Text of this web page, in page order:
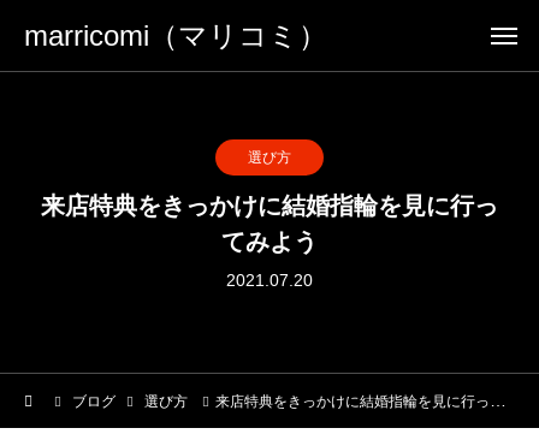
marricomi（マリコミ）
選び方
来店特典をきっかけに結婚指輪を見に行っ
てみよう
2021.07.20
ブログ 選び方 来店特典をきっかけに結婚指輪を見に行ってみよう